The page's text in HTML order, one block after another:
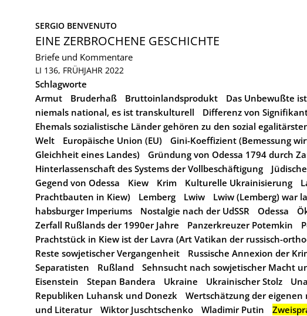
SERGIO BENVENUTO
EINE ZERBROCHENE GESCHICHTE
Briefe und Kommentare
LI 136, FRÜHJAHR 2022
Schlagworte
Armut
Bruderhaß Bruttoinlandsprodukt
Das Unbewußte
niemals national, es ist transkulturell
Differenz von
Ehemals sozialistische Länder gehören zu den sozial
Welt
Europäische Union (EU)
Gini-Koeffizient (Bemessung
Gleichheit eines Landes)
Gründung von Odessa 1794 durch
Hinterlassenschaft des Systems der Vollbeschäftigung
Gegend von Odessa
Kiew Krim Kulturelle Ukrainisierung
Prachtbauten in Kiew)
Lemberg Lwiw
Lwiw (Lemberg) war
habsburger Imperiums
Nostalgie nach der UdSSR Odessa
Zerfall Rußlands der 1990er Jahre
Panzerkreuzer Potemkin
Prachtstück in Kiew ist der Lavra (Art Vatikan der russisch-
Reste sowjetischer Vergangenheit
Russische Annexion der
Separatisten
Rußland Sehnsucht nach sowjetischer Macht
Eisenstein
Stepan Bandera Ukraine Ukrainischer Stolz
Republiken Luhansk und Donezk
Wertschätzung der eigenen
und Literatur
Wiktor Juschtschenko Wladimir Putin